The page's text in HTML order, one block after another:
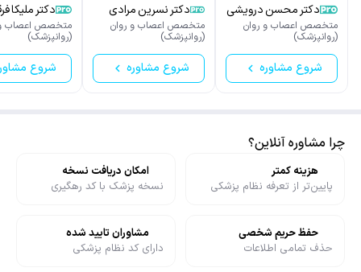
دکتر محسن درویشی
متخصص اعصاب و روان
(روانپزشک)
شروع مشاوره
دکتر نسرین مرادی
آورزمانی
متخصص اعصاب و روان
(روانپزشک)
شروع مشاوره
دکتر ملیکا
رامندی
متخصص اعصاب و
(روانپزشک)
شروع
چرا مشاوره آنلاین؟
هزینه کمتر
پایین‌تر از تعرفه نظام پزشکی
امکان دریافت نسخه
نسخه پزشک با کد رهگیری
حفظ حریم شخصی
حذف تمامی اطلاعات
مشاوران تایید شده
دارای کد نظام پزشکی